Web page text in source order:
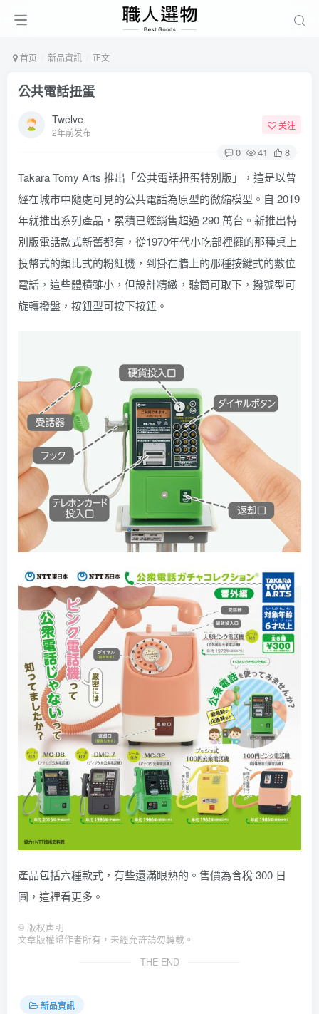
首页 新品資訊 正文
公共電話扭蛋
Twelve
2年前发布
关注
0 41 8
Takara Tomy Arts 推出「公共電話扭蛋特別版」，這是以曾
經在城市中隨處可見的公共電話為原型的微縮模型。自 2019
年就推出系列產品，累積已經銷售超過 290 萬台。新推出特
別版電話款式新舊都有，從1970年代小吃部裡擺的那種桌上
投幣式的類比式的粉紅機，到掛在牆上的那種按鍵式的數位
電話，這些體積雖小，但設計精緻，聽筒可取下，撥號型可
旋轉撥盤，按鈕型可按下按鈕。
產品包括六種款式，有些還滿眼熟的。售價為含稅 300 日
圓， 這裡看更多。
© 版权声明
文章版權歸作者所有，未經允許請勿轉載。
THE END
新品資訊